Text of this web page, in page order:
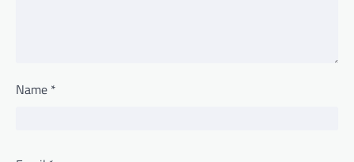
Name *